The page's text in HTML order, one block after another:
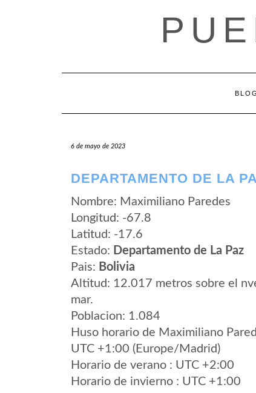
BLOG
6 de mayo de 2023
DEPARTAMENTO DE LA
Nombre: Maximiliano Paredes
Longitud: -67.8
Latitud: -17.6
Estado: Departamento de La Paz
Pais: Bolivia
Altitud: 12.017 metros sobre el
mar.
Poblacion: 1.084
Huso horario de Maximiliano
UTC +1:00 (Europe/Madrid)
Horario de verano : UTC +2:00
Horario de invierno : UTC +1:00